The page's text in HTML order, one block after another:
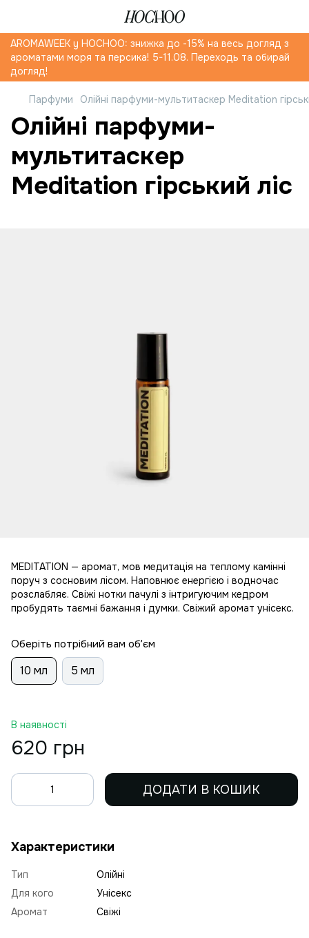
AROMAWEEK y HOCHOO: знижка до -15% на весь догляд з
ароматами моря та персика! 5-11.08. Переходь та обирай
догляд!
Парфуми Олійні парфуми-мультитаскер Meditation
Олійні парфуми-
мультитаскер
Meditation гірський ліс
MEDITATION — аромат, мов медитація на теплому камінні
поруч з сосновим лісом. Наповнює енергією і водночас
розслабляє. Свіжі нотки пачулі з інтригуючим кедром
пробудять таємні бажання і думки. Свіжий аромат унісекс.
Оберіть потрібний вам обʼєм
10 мл 5 мл
В наявності
620 грн
ДОДАТИ В КОШИК
Характеристики
Тип
Олійні
Для кого
Унісекс
Аромат
Свіжі